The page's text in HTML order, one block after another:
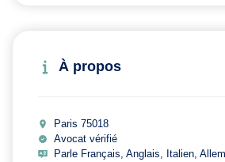
À propos
Paris 75018
Avocat vérifié
Parle Français, Anglais, Italien,